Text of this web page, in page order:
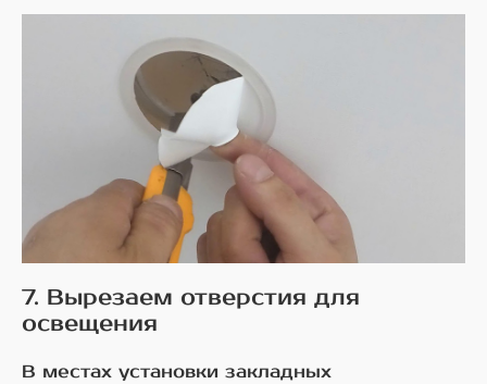
7. Вырезаем отверстия для
освещения
В местах установки закладных